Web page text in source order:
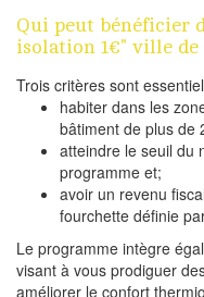
Qui peut bénéficier
isolation 1€" ville de
Trois critères sont
habiter dans les
bâtiment de plus de
atteindre le seuil du
programme et;
avoir un revenu
fourchette définie
Le programme intègre
visant à vous prodiguer
améliorer le confort